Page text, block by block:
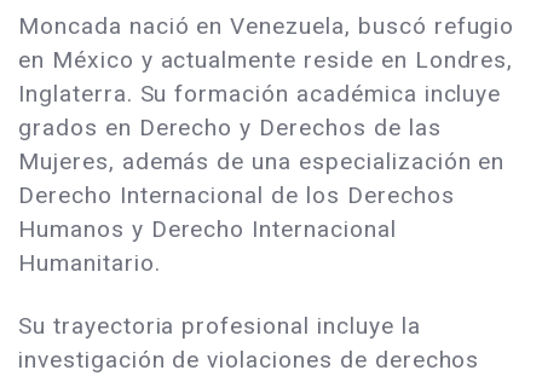
Moncada nació en Venezuela, buscó refugio
en México y actualmente reside en Londres,
Inglaterra. Su formación académica incluye
grados en Derecho y Derechos de las
Mujeres, además de una especialización en
Derecho Internacional de los Derechos
Humanos y Derecho Internacional
Humanitario.
Su trayectoria profesional incluye la
investigación de violaciones de derechos